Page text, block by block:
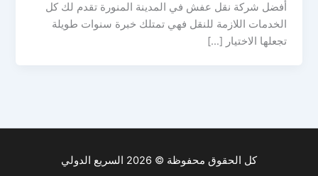
أفضل شركة نقل عفش في المدينة المنورة تقدم لك كل
الخدمات اللازمة للنقل فهي تمتلك خبرة سنوات طويلة
تجعلها الاختيار […]
كل الحقوق محفوظة © 2026 السريع الدولي